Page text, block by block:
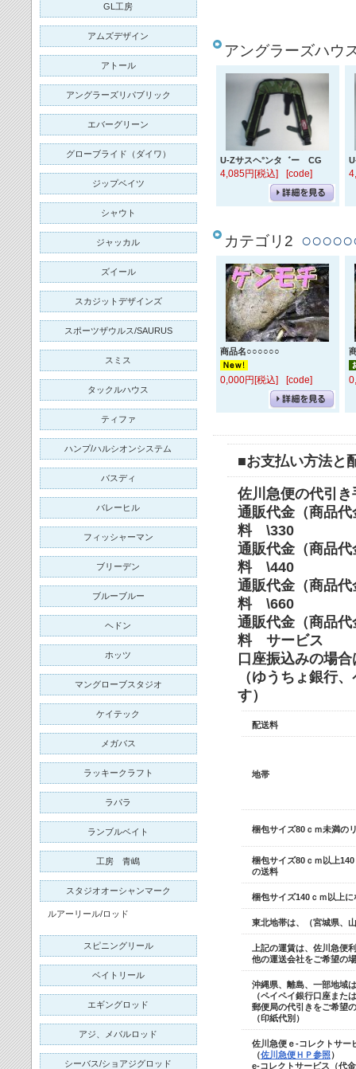
アングラーズハウ
U-Zサスヘ°ンタ゛ー CG
4,085円[税込] [code]
カテゴリ2
商品名○○○○○○
0,000円[税込] [code]
■お支払い方法と
佐川急便の代引き
通販代金（商
料 \330
通販代金（商品
料 \440
通販代金（商品
料 \660
通販代金（商
料 サービス
口座振込みの場
（ゆうちょ銀行
す）
配送料
地帯
梱包サイズ80ｃｍ未満の
梱包サイズ80ｃｍ以上
の送料
梱包サイズ140ｃｍ以上
東北地帯は、（宮城県、
上記の運賃は、佐川急便
他の運送会社をご希望の
沖縄県、離島、一部地域
（ペイペイ銀行口座また
郵便局の代引きをご希望
（印紙代別）
佐川急便ｅ-コレクトサー
（佐川急便ＨＰ参照）
e-コレクトサービス（代
GL工房
アムズデザイン
アトール
アングラーズリパブリック
エバーグリーン
グローブライド（ダイワ）
ジップベイツ
シャウト
ジャッカル
ズイール
スカジットデザインズ
スポーツザウルス/SAURUS
スミス
タックルハウス
ティファ
ハンプ/ハルシオンシステム
バスディ
バレーヒル
フィッシャーマン
ブリーデン
ブルーブルー
ヘドン
ホッツ
マングローブスタジオ
ケイテック
メガバス
ラッキークラフト
ラパラ
ランブルベイト
工房 青嶋
スタジオオーシャンマーク
ルアーリール/ロッド
スピニングリール
ベイトリール
エギングロッド
アジ、メバルロッド
シーバス/ショアジグロッド